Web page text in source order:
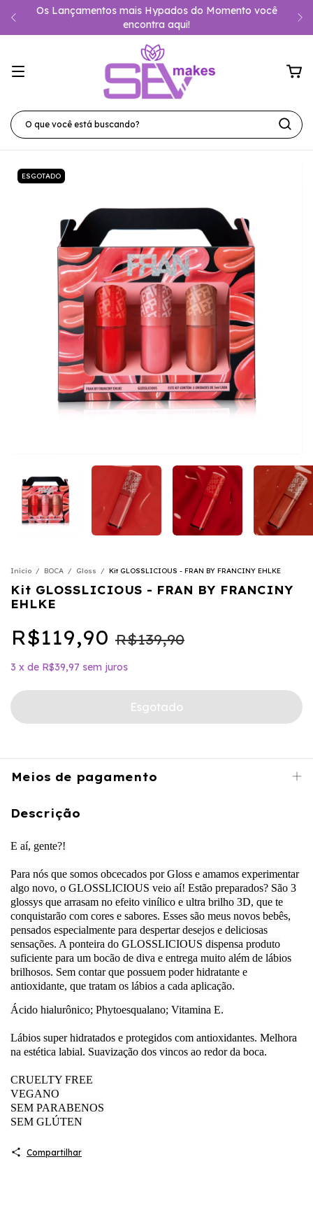
Os Lançamentos mais Hypados do Momento você
encontra aqui!
ESGOTADO
Início / BOCA / Gloss / Kit GLOSSLICIOUS - FRAN BY FRANCINY EHLKE
Kit GLOSSLICIOUS - FRAN BY FRANCINY
EHLKE
R$119,90 R$139,90
3 x de R$39,97 sem juros
Meios de pagamento
Descrição
E aí, gente?!
Para nós que somos obcecados por Gloss e amamos experimentar
algo novo, o GLOSSLICIOUS veio aí! Estão preparados? São 3
glossys que arrasam no efeito vinílico e ultra brilho 3D, que te
conquistarão com cores e sabores. Esses são meus novos bebês,
pensados especialmente para despertar desejos e deliciosas
sensações. A ponteira do GLOSSLICIOUS dispensa produto
suficiente para um bocão de diva e entrega muito além de lábios
brilhosos. Sem contar que possuem poder hidratante e
antioxidante, que tratam os lábios a cada aplicação.
Ácido hialurônico; Phytoesqualano; Vitamina E.
Lábios super hidratados e protegidos com antioxidantes. Melhora
na estética labial. Suavização dos vincos ao redor da boca.
CRUELTY FREE
VEGANO
SEM PARABENOS
SEM GLÚTEN
Compartilhar